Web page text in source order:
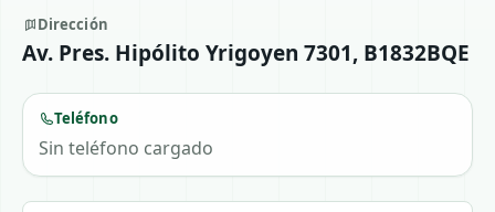
Dirección
Av. Pres. Hipólito Yrigoyen 7301, B1832BQE
Teléfono
Sin teléfono cargado